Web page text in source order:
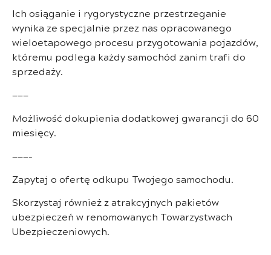
Ich osiąganie i rygorystyczne przestrzeganie
wynika ze specjalnie przez nas opracowanego
wieloetapowego procesu przygotowania pojazdów,
któremu podlega każdy samochód zanim trafi do
sprzedaży.
———
Możliwość dokupienia dodatkowej gwarancji do 60
miesięcy.
———-
Zapytaj o ofertę odkupu Twojego samochodu.
Skorzystaj również z atrakcyjnych pakietów
ubezpieczeń w renomowanych Towarzystwach
Ubezpieczeniowych.